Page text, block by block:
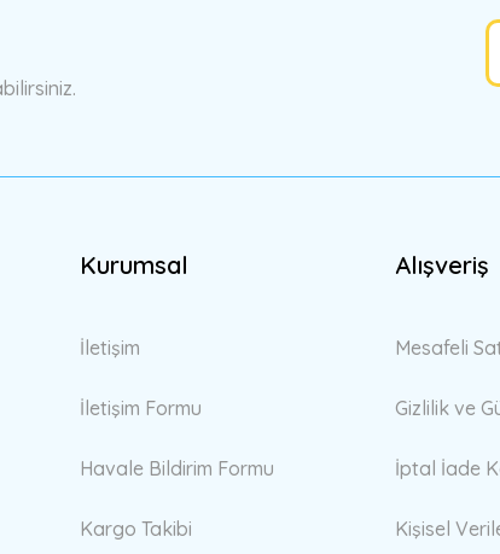
Kurumsal
İletişim
İletişim Formu
Havale Bildirim Formu
Kargo Takibi
Alışveriş
Mesafeli
Gizlilik ve
İptal İade
Kişisel